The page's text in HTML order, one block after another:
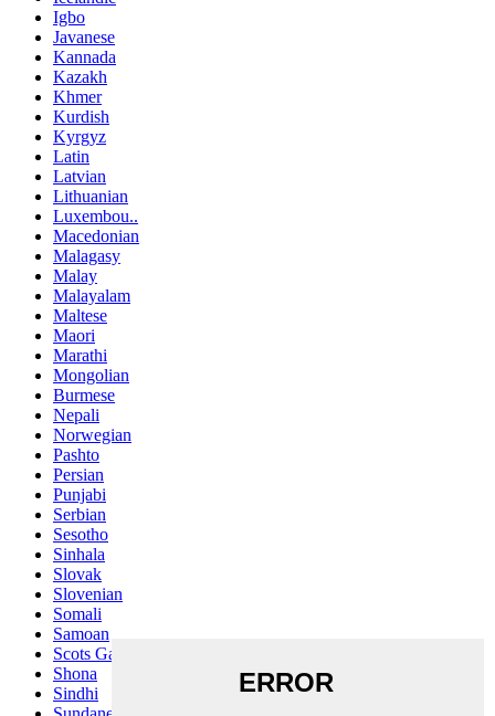
Igbo
Javanese
Kannada
Kazakh
Khmer
Kurdish
Kyrgyz
Latin
Latvian
Lithuanian
Luxembou..
Macedonian
Malagasy
Malay
Malayalam
Maltese
Maori
Marathi
Mongolian
Burmese
Nepali
Norwegian
Pashto
Persian
Punjabi
Serbian
Sesotho
Sinhala
Slovak
Slovenian
Somali
Samoan
Scots Gaelic
Shona
Sindhi